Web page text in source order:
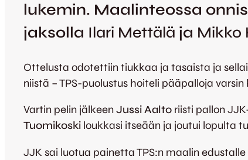
lukemin. Maalinteossa
jaksolla Ilari Mettälä ja Mikko
Ottelusta odotettiin tiukkaa ja tasaista ja
niistä – TPS-puolustus hoiteli pääpalloja
Vartin pelin jälkeenJussi Aalto riisti pallon
Tuomikoski loukkasi itseään ja joutui lopulta
JJK sai luotua painetta TPS:n maalin